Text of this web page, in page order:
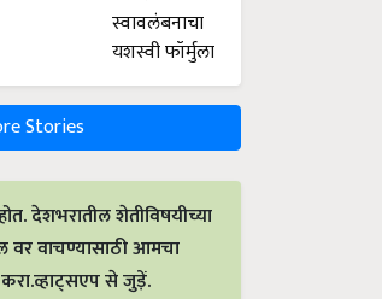
Stories
देशभरातील शेतीविषयीच्या
वर वाचण्यासाठी आमचा
से जुड़ें.